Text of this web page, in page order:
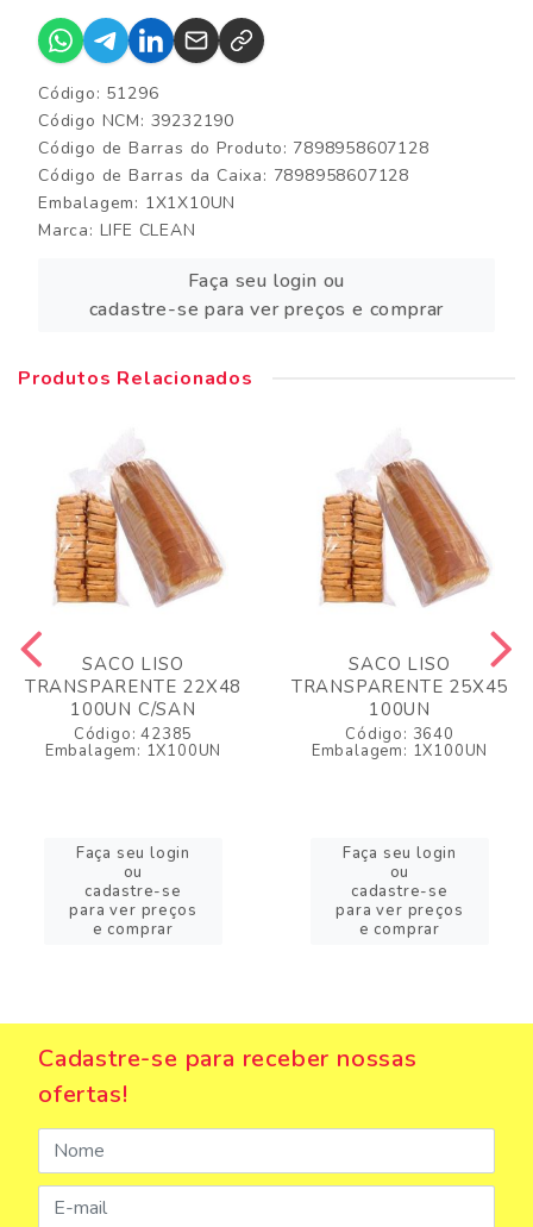
Código: 51296
Código NCM: 39232190
Código de Barras do Produto: 7898958607128
Código de Barras da Caixa: 7898958607128
Embalagem: 1X1X10UN
Marca: LIFE CLEAN
Faça seu login ou
cadastre-se para ver preços e comprar
Produtos Relacionados
SACO LISO
TRANSPARENTE 22X48
100UN C/SAN
Código: 42385
Embalagem: 1X100UN
Faça seu login
ou
cadastre-se
para ver preços
e comprar
SACO LISO
TRANSPARENTE 25X45
100UN
Código: 3640
Embalagem: 1X100UN
Faça seu login
ou
cadastre-se
para ver preços
e comprar
Cadastre-se para receber nossas
ofertas!